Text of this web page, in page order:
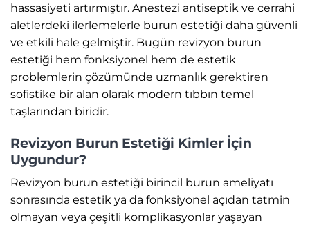
hassasiyeti artırmıştır. Anestezi antiseptik ve cerrahi
aletlerdeki ilerlemelerle burun estetiği daha güvenli
ve etkili hale gelmiştir. Bugün revizyon burun
estetiği hem fonksiyonel hem de estetik
problemlerin çözümünde uzmanlık gerektiren
sofistike bir alan olarak modern tıbbın temel
taşlarından biridir.
Revizyon Burun Estetiği Kimler İçin
Uygundur?
Revizyon burun estetiği birincil burun ameliyatı
sonrasında estetik ya da fonksiyonel açıdan tatmin
olmayan veya çeşitli komplikasyonlar yaşayan